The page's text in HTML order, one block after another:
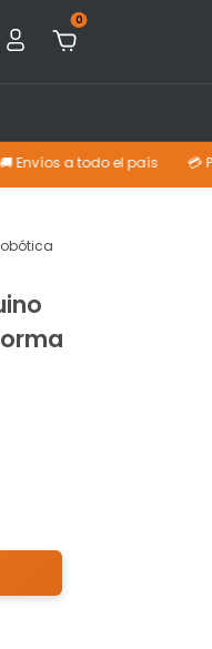
0
todo el país 💳 Pagá con